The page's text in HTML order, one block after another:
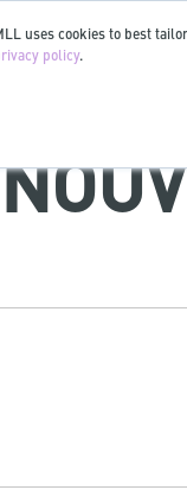
uses cookies to best
policy.